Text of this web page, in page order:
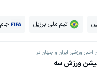
تیم ملی برزیل
اخبار ورزشی ایران و جهان در
ورزش سه